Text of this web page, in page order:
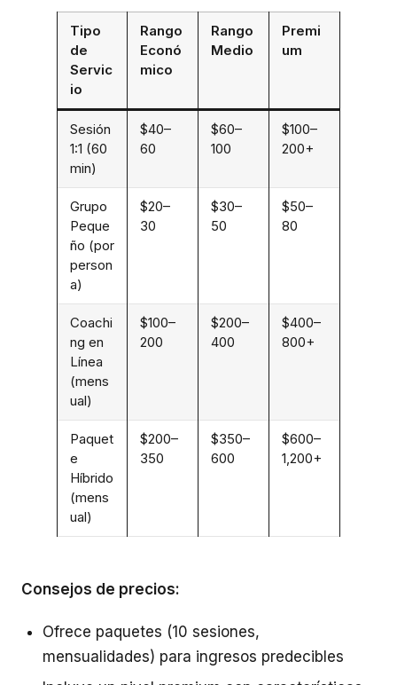
Tipo
de
Servic
io
Rango
Econó
mico
Rango
Medio
Premi
um
Sesión
1:1 (60
min)
$40–
60
$60–
100
$100–
200+
Grupo
Peque
ño (por
person
a)
$20–
30
$30–
50
$50–
80
Coachi
ng en
Línea
(mens
ual)
$100–
200
$200–
400
$400–
800+
Paquet
e
Híbrido
(mens
ual)
$200–
350
$350–
600
$600–
1,200+
Consejos de precios:
Ofrece paquetes (10 sesiones,
mensualidades) para ingresos predecibles